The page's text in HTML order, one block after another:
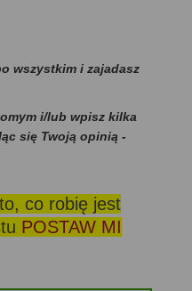
wszystkim i zajadasz
i/lub wpisz kilka
się Twoją opinią -
co robię jest
POSTAW MI